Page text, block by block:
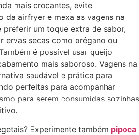
mais crocantes, evite
da airfryer e mexa as vagens na
preferir um toque extra de sabor,
ervas secas como orégano ou
é possível usar queijo
mais saboroso. Vagens na
saudável e prática para
perfeitas para acompanhar
para serem consumidas sozinhas
Experimente também pipoca